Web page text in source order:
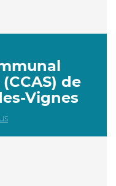
de
Vignes